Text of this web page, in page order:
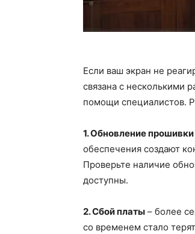
Если ваш экран не
связана с несколькими
помощи специалистов.
1. Обновление прошивки
обеспечения создают
Проверьте наличие
доступны.
2. Сбой платы – более
со временем стало